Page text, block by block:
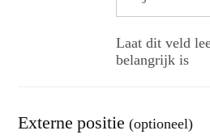
Laat dit veld
belangrijk is
Externe positie (optioneel)